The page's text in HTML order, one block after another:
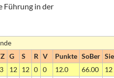
Führung in der
G S R V Punkte SoBer
12 12 0 0 12.0 66.00
12